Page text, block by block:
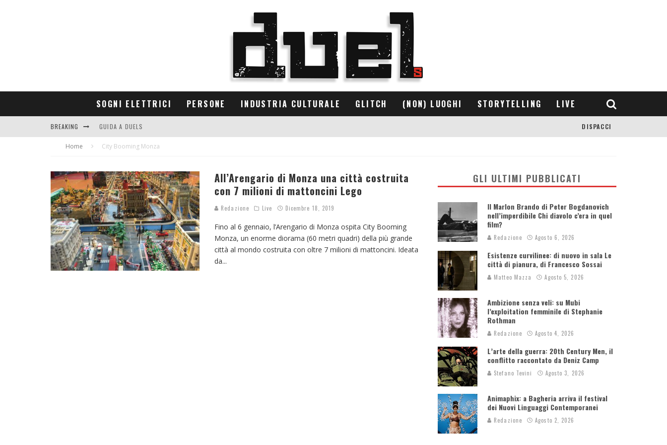
SOGNI ELETTRICI PERSONE INDUSTRIA CULTURALE GLITCH (NON) LUOGHI STORYTELLING LIVE
BREAKING GUIDA A DUELS
CONTRIBUTORS
DISPACCI
Home City Booming Monza
All’Arengario di Monza una città costruita
con 7 milioni di mattoncini Lego
Redazione Live Dicembre 18, 2019
Fino al 6 gennaio, l’Arengario di Monza ospita City Booming
Monza, un enorme diorama (60 metri quadri) della più grande
città al mondo costruita con oltre 7 milioni di mattoncini. Ideata
da...
GLI ULTIMI PUBBLICATI
Il Marlon Brando di Peter Bogdanovich
nell’imperdibile Chi diavolo c’era in quel
film?
Redazione Agosto 6, 2026
Esistenze curvilinee: di nuovo in sala Le
città di pianura, di Francesco Sossai
Matteo Mazza Agosto 5, 2026
Ambizione senza veli: su Mubi
l’exploitation femminile di Stephanie
Rothman
Redazione Agosto 4, 2026
L’arte della guerra: 20th Century Men, il
conflitto raccontato da Deniz Camp
Stefano Tevini Agosto 3, 2026
Animaphix: a Bagheria arriva il festival
dei Nuovi Linguaggi Contemporanei
Redazione Agosto 2, 2026